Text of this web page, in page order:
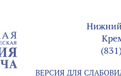
ВЕРСИЯ ДЛЯ